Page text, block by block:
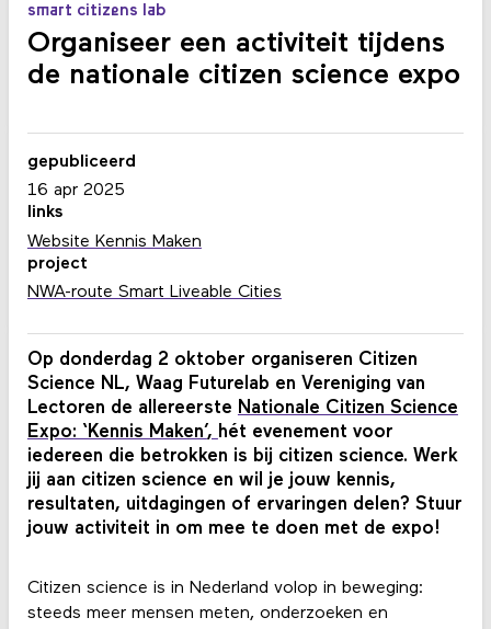
smart citizens lab
Organiseer een activiteit tijdens
de nationale citizen science expo
Op donderdag 2 oktober organiseren Citizen
Science NL, Waag Futurelab en Vereniging van
Lectoren de allereerste Nationale Citizen Science
Expo: ‘Kennis Maken’, hét evenement voor
iedereen die betrokken is bij citizen science. Werk
jij aan citizen science en wil je jouw kennis,
resultaten, uitdagingen of ervaringen delen? Stuur
jouw activiteit in om mee te doen met de expo!
Citizen science is in Nederland volop in beweging:
steeds meer mensen meten, onderzoeken en
gepubliceerd
16 apr 2025
links
Website Kennis Maken
project
NWA-route Smart Liveable Cities